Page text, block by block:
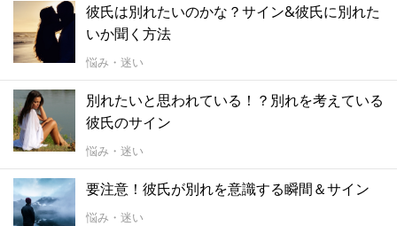
彼氏は別れたいのかな？サイン&彼氏に別れた
いか聞く方法
悩み・迷い
別れたいと思われている！？別れを考えている
彼氏のサイン
悩み・迷い
要注意！彼氏が別れを意識する瞬間＆サイン
悩み・迷い